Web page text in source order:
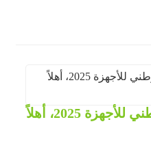
معرض لاس فيغاس الوطني للأجهزة 2025، أهلاً